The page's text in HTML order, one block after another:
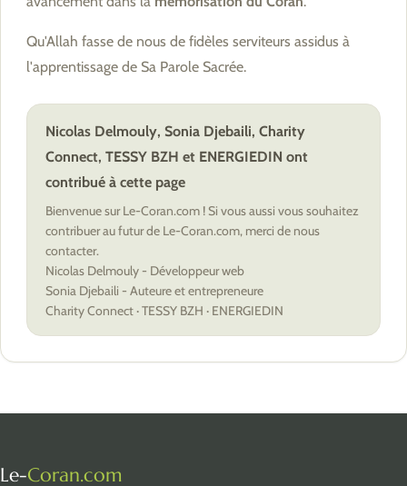
Qu'Allah fasse de nous de fidèles serviteurs assidus à
l'apprentissage de Sa Parole Sacrée.
Nicolas Delmouly, Sonia Djebaili, Charity
Connect, TESSY BZH et ENERGIEDIN ont
contribué à cette page
Bienvenue sur Le-Coran.com ! Si vous aussi vous souhaitez
contribuer au futur de Le-Coran.com, merci de nous
contacter.
Nicolas Delmouly - Développeur web
Sonia Djebaili - Auteure et entrepreneure
Charity Connect · TESSY BZH · ENERGIEDIN
Le-Coran.com